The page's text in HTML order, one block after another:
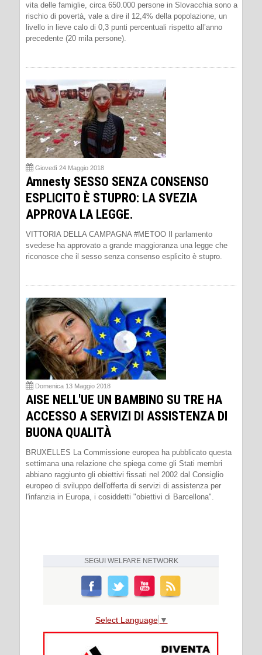
vita delle famiglie, circa 650.000 persone in Slovacchia sono a
rischio di povertà, vale a dire il 12,4% della popolazione, un
livello in lieve calo di 0,3 punti percentuali rispetto all’anno
precedente (20 mila persone).
Giovedì 24 Maggio 2018
Amnesty SESSO SENZA CONSENSO
ESPLICITO È STUPRO: LA SVEZIA
APPROVA LA LEGGE.
VITTORIA DELLA CAMPAGNA #METOO Il parlamento
svedese ha approvato a grande maggioranza una legge che
riconosce che il sesso senza consenso esplicito è stupro.
Domenica 13 Maggio 2018
AISE NELL'UE UN BAMBINO SU TRE HA
ACCESSO A SERVIZI DI ASSISTENZA DI
BUONA QUALITÀ
BRUXELLES La Commissione europea ha pubblicato questa
settimana una relazione che spiega come gli Stati membri
abbiano raggiunto gli obiettivi fissati nel 2002 dal Consiglio
europeo di sviluppo dell'offerta di servizi di assistenza per
l'infanzia in Europa, i cosiddetti "obiettivi di Barcellona".
SEGUI WELFARE NETWORK
Select Language ▼